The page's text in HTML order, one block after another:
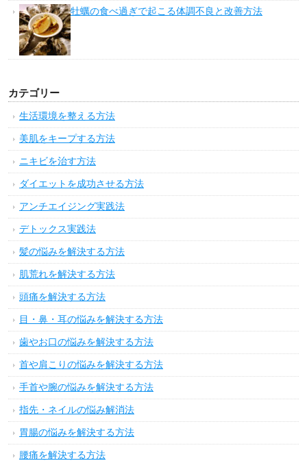
牡蠣の食べ過ぎで起こる体調不良と改善方法
カテゴリー
生活環境を整える方法
美肌をキープする方法
ニキビを治す方法
ダイエットを成功させる方法
アンチエイジング実践法
デトックス実践法
髪の悩みを解決する方法
肌荒れを解決する方法
頭痛を解決する方法
目・鼻・耳の悩みを解決する方法
歯やお口の悩みを解決する方法
首や肩こりの悩みを解決する方法
手首や腕の悩みを解決する方法
指先・ネイルの悩み解消法
胃腸の悩みを解決する方法
腰痛を解決する方法